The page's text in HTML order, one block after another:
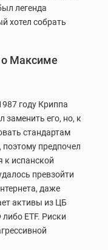
легенда
хотел собрать
о Максиме
году Криппа
его, но, к
стандартам
поэтому предпочел
к испанской
превзойти
даже
активы из ЦБ
ETF. Риски